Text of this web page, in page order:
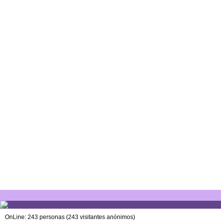
OnLine: 243 personas (243 visitantes anónimos)